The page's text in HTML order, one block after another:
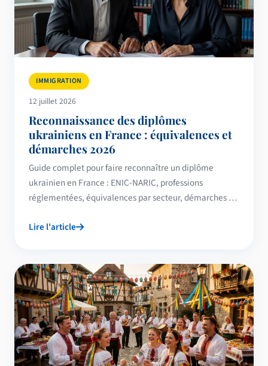
IMMIGRATION
12 juillet 2026
Reconnaissance des diplômes
ukrainiens en France : équivalences et
démarches 2026
Guide complet pour faire reconnaître un diplôme
ukrainien en France : ENIC-NARIC, professions
réglementées, équivalences par secteur, démarches et
Lire l'article